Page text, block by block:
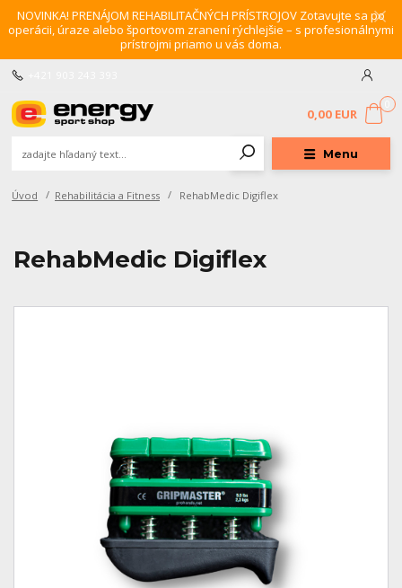
NOVINKA! PRENÁJOM REHABILITAČNÝCH PRÍSTROJOV Zotavujte sa po
operácii, úraze alebo športovom zranení rýchlejšie – s profesionálnymi
prístrojmi priamo u vás doma.
Menu
0,00 EUR
Úvod Rehabilitácia a Fitness RehabMedic Digiflex
RehabMedic Digiflex